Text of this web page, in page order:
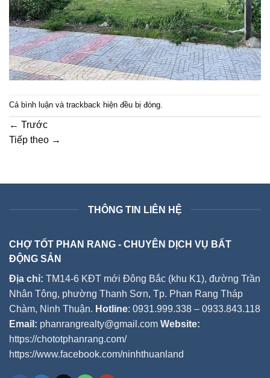
Cả bình luận và trackback hiện đều bị đóng.
← Trước
Tiếp theo →
THÔNG TIN LIÊN HỆ
CHỢ TỐT PHAN RANG - CHUYÊN DỊCH VỤ BẤT
ĐỘNG SẢN
Địa chỉ: TM14-6 KĐT mới Đông Bắc (khu K1), đường Trần
Nhân Tông, phường Thanh Sơn, Tp. Phan Rang Tháp
Chàm, Ninh Thuận. Hotline: 0931.999.338 – 0933.843.118
Email: phanrangrealty@gmail.com Website:
https://chototphanrang.com/
https://www.facebook.com/ninhthuanland